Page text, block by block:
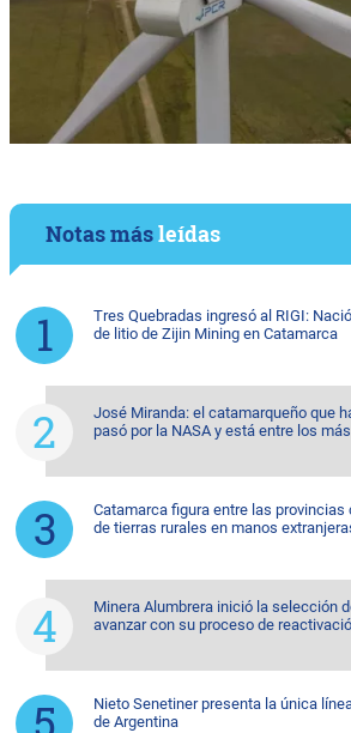
Notas másleídas
Tres Quebradas ingresó al RIGI:
de litio de Zijin Mining en Catamarca
José Miranda: el catamarqueño que
pasó por la NASA y está entre los
Catamarca figura entre las provincias
de tierras rurales en manos
Minera Alumbrera inició la selección
avanzar con su proceso de
Nieto Senetiner presenta la única
de Argentina